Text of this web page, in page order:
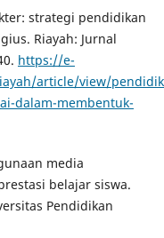
strategi pendidikan
Riayah: Jurnal
https://e-
article/view/
dalam-membentuk-
media
belajar siswa.
Pendidikan